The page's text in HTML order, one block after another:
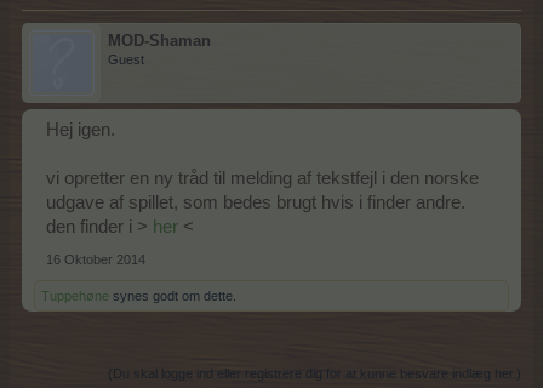
MOD-Shaman
Guest
Hej igen.
vi opretter en ny tråd til melding af tekstfejl i den norske
udgave af spillet, som bedes brugt hvis i finder andre.
den finder i > her <
16 Oktober 2014
Tuppehøne synes godt om dette.
(Du skal logge ind eller registrere dig for at kunne besvare indlæg her.)